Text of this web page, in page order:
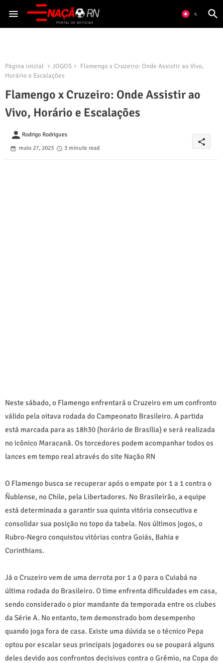
Página inicial JOGOS
Flamengo x Cruzeiro: Onde Assistir ao Vivo,
Horário e Escalações
Flamengo x Cruzeiro: Onde Assistir ao
Vivo, Horário e Escalações
person Rodrigo Rodrigues
maio 27, 2023
3 minute read
share
Neste sábado, o Flamengo enfrentará o Cruzeiro em um confronto
válido pela oitava rodada do Campeonato Brasileiro. A partida
está marcada para as 18h30 (horário de Brasília) e será realizada
no icônico Maracanã. Os torcedores podem acompanhar todos os
lances em tempo real através do site Nação RN
O Flamengo busca se recuperar após o empate por 1 a 1 contra o
Ñublense, no Chile, pela Libertadores. No Brasileirão, a equipe
está determinada a garantir sua quinta vitória consecutiva e
consolidar sua posição no topo da tabela. Nos últimos jogos, o
Rubro-Negro conquistou vitórias contra Goiás, Bahia e
Corinthians.
Já o Cruzeiro vem de uma derrota por 1 a 0 para o Cuiabá na
última rodada do Brasileiro. O time enfrenta dificuldades em casa,
sendo considerado o pior mandante da temporada entre os clubes
da Série A. No entanto, tem demonstrado bom desempenho
quando joga fora de casa. Existe uma dúvida se o técnico Pepa
optou por escalar seus principais jogadores ou se poupará alguns
deles devido aos confrontos decisivos contra o Grêmio, na Copa do